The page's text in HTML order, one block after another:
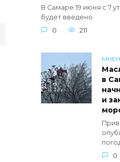
В Самаре 19 июня с 7
будет введено
0
211
в
и
0